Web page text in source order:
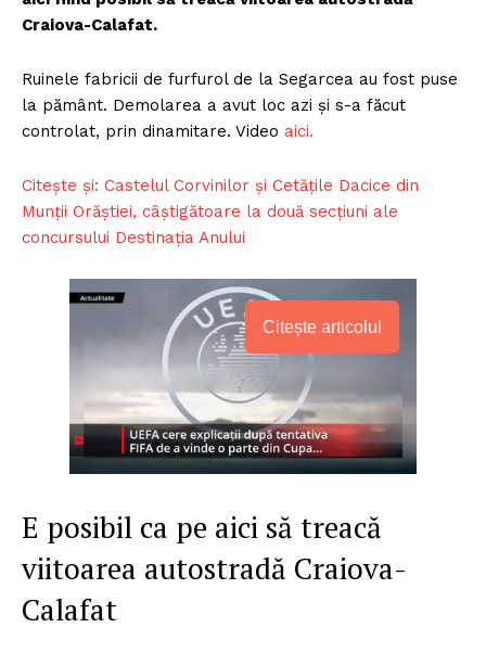
Craiova-Calafat.
Ruinele fabricii de furfurol de la Segarcea au fost puse
la pământ. Demolarea a avut loc azi și s-a făcut
controlat, prin dinamitare. Video aici.
Citește și: Castelul Corvinilor şi Cetăţile Dacice din
Munții Orăștiei, câştigătoare la două secţiuni ale
concursului Destinaţia Anului
Citește articolul
E posibil ca pe aici să treacă
viitoarea autostradă Craiova-
Calafat